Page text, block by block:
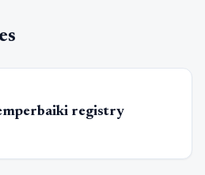
registry